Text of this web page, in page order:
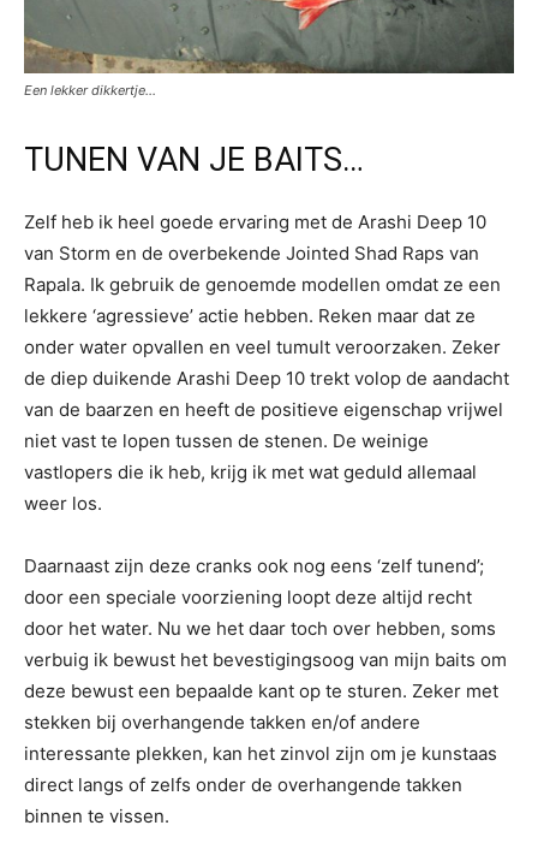
Een lekker dikkertje…
TUNEN VAN JE BAITS…
Zelf heb ik heel goede ervaring met de Arashi Deep 10
van Storm en de overbekende Jointed Shad Raps van
Rapala. Ik gebruik de genoemde modellen omdat ze een
lekkere ‘agressieve’ actie hebben. Reken maar dat ze
onder water opvallen en veel tumult veroorzaken. Zeker
de diep duikende Arashi Deep 10 trekt volop de aandacht
van de baarzen en heeft de positieve eigenschap vrijwel
niet vast te lopen tussen de stenen. De weinige
vastlopers die ik heb, krijg ik met wat geduld allemaal
weer los.
Daarnaast zijn deze cranks ook nog eens ‘zelf tunend’;
door een speciale voorziening loopt deze altijd recht
door het water. Nu we het daar toch over hebben, soms
verbuig ik bewust het bevestigingsoog van mijn baits om
deze bewust een bepaalde kant op te sturen. Zeker met
stekken bij overhangende takken en/of andere
interessante plekken, kan het zinvol zijn om je kunstaas
direct langs of zelfs onder de overhangende takken
binnen te vissen.